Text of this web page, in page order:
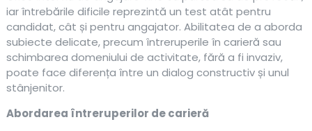
iar întrebările dificile reprezintă un test atât pentru
candidat, cât și pentru angajator. Abilitatea de a aborda
subiecte delicate, precum întreruperile în carieră sau
schimbarea domeniului de activitate, fără a fi invaziv,
poate face diferența între un dialog constructiv și unul
stânjenitor.
Abordarea întreruperilor de carieră